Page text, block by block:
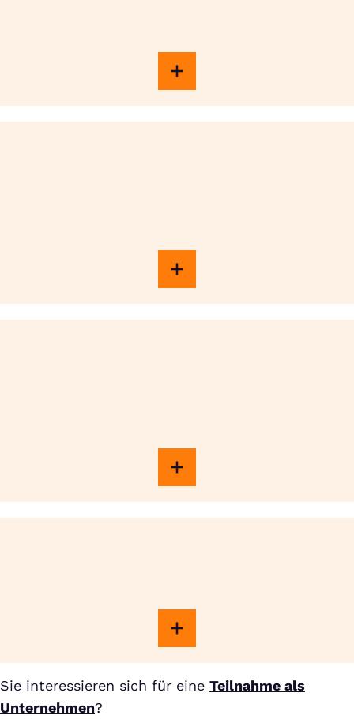
Sie interessieren sich für eine Teilnahme als
Unternehmen?